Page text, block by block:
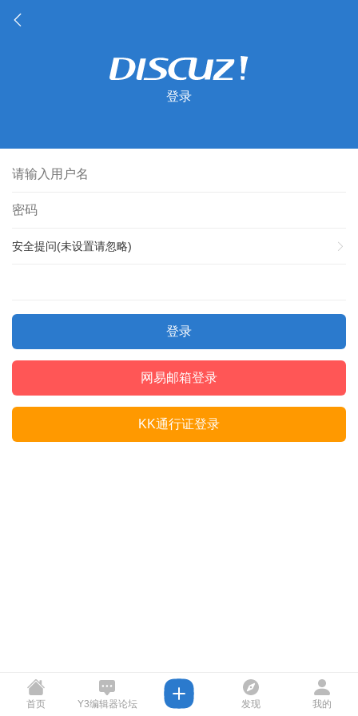
登录
安全提问(未设置请忽略)
登录
网易邮箱登录
KK通行证登录
首页 Y3编辑器论坛 发现 我的